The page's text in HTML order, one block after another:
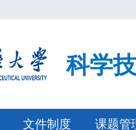
科学
文件制度 课题管